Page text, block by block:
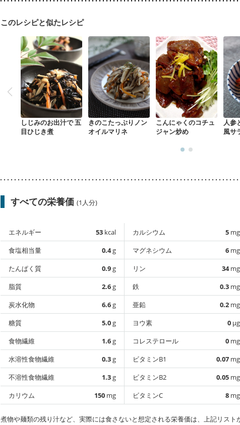
このレシピと似たレシピ
しじみのお出汁で 五
目ひじき煮
きのこたっぷりノン
オイルマリネ
こんにゃくのコチュ
ジャン炒め
人参
風サ
すべての栄養価 (1人分)
エネルギー 53 kcal
食塩相当量
0.4g
たんぱく質
0.9g
脂質
2.6g
炭水化物
6.6g
糖質
5.0g
食物繊維
1.6g
水溶性食物繊維
0.3g
不溶性食物繊維
1.3g
カリウム
150 mg
カルシウム 5 mg
マグネシウム
6 mg
リン
34mg
鉄
0.3 mg
亜鉛
0.2 mg
ヨウ素
0 µg
コレステロール
0 mg
ビタミンB1
0.07 mg
ビタミンB2
0.05 mg
ビタミンC
8 mg
煮物や麺類の残り汁など、実際には食さないと想定される栄養価は、上記リスト